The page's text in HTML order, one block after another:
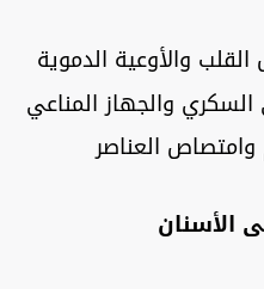
والأوعية الدموية
والجهاز المناعي
العناصر
الأسنان